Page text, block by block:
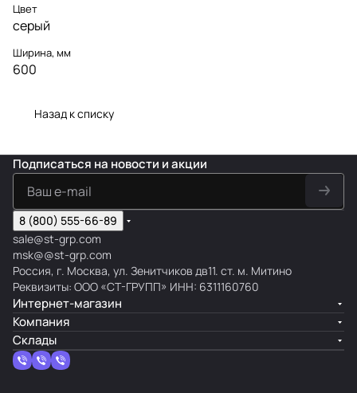
Цвет
серый
Ширина, мм
600
Назад к списку
Подписаться на новости и акции
8 (800) 555-66-89
sale@st-grp.com
msk@@st-grp.com
Россия, г. Москва, ул. Зенитчиков дв11. ст. м. Митино
Реквизиты: ООО «СТ-ГРУПП» ИНН: 6311160760
Интернет-магазин
Компания
Склады